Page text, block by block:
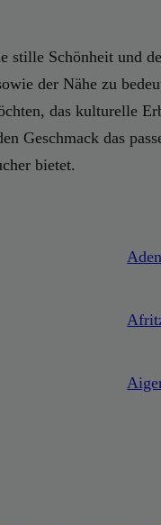
stille Schönheit und
der Nähe zu
das kulturelle
Geschmack das
bietet.